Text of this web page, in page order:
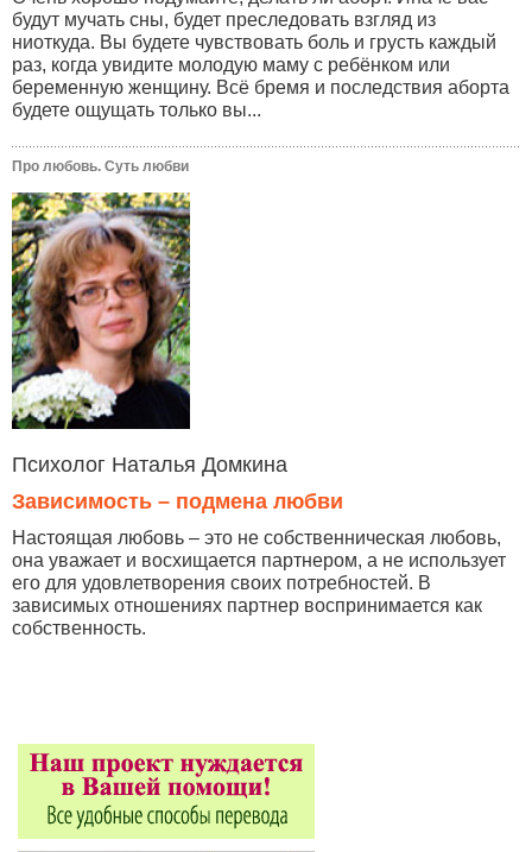
будут мучать сны, будет преследовать взгляд из
ниоткуда. Вы будете чувствовать боль и грусть каждый
раз, когда увидите молодую маму с ребёнком или
беременную женщину. Всё бремя и последствия аборта
будете ощущать только вы...
Про любовь. Суть любви
Психолог Наталья Домкина
Зависимость – подмена любви
Настоящая любовь – это не собственническая любовь,
она уважает и восхищается партнером, а не использует
его для удовлетворения своих потребностей. В
зависимых отношениях партнер воспринимается как
собственность.